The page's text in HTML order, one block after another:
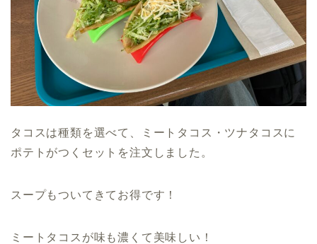
タコスは種類を選べて、ミートタコス・ツナタコスに
ポテトがつくセットを注文しました。
スープもついてきてお得です！
ミートタコスが味も濃くて美味しい！